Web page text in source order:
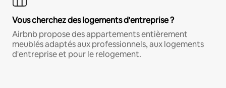
Vous cherchez des logements d'entreprise ?
Airbnb propose des appartements entièrement
meublés adaptés aux professionnels, aux logements
d'entreprise et pour le relogement.